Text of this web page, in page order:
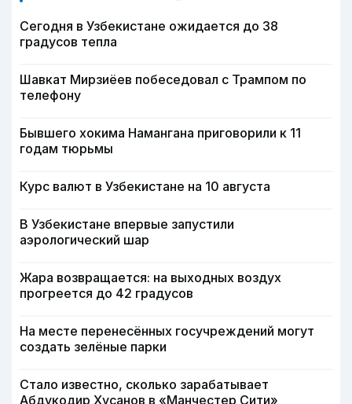
Сегодня в Узбекистане ожидается до 38
градусов тепла
Шавкат Мирзиёев побеседовал с Трампом по
телефону
Бывшего хокима Намангана приговорили к 11
годам тюрьмы
Курс валют в Узбекистане на 10 августа
В Узбекистане впервые запустили
аэрологический шар
Жара возвращается: на выходных воздух
прогреется до 42 градусов
На месте перенесённых госучреждений могут
создать зелёные парки
Стало известно, сколько зарабатывает
Абдукодир Хусанов в «Манчестер Сити»